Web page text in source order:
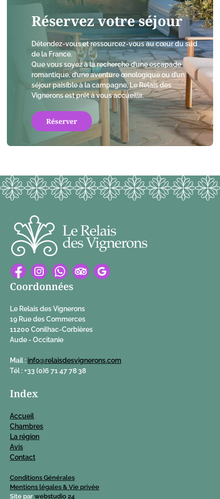
Réservez votre séjour
Détendez-vous et ressourcez-vous au cœur du sud
de la France.
Que vous soyez à la recherche d’une escapade
romantique, d’une aventure œnologique ou d’un
séjour paisible à la campagne, Le Relais des
Vignerons est prêt à vous accueillir.
Réserver
Coordonnées
Le Relais des Vignerons
19 Rue des Commerces
11200 Conilhac-Corbières
Aude - Occitanie
Mail : info@relaisdesvignerons.com
Tél : +33 (0)6 71 47 78 38
Index
Accueil
Chambres
La région
Avis
Contact
Conditions Générales
Mentions légales & Vie privée
Site par webstudio 24